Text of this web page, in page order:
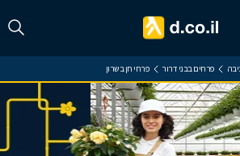
פרחים בבני דרור פרחי חן בשרון